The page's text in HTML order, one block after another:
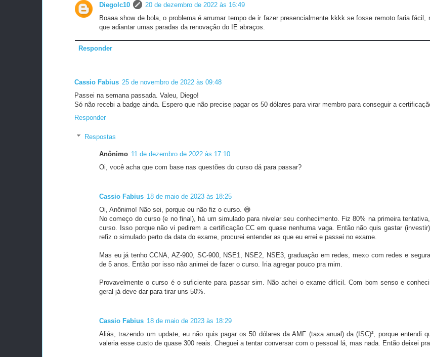
Diegolc10
20 de dezembro de 2022 às 16:49
Boaaa show de bola, o problema é arrumar tempo de ir fazer presencialmente kkkk se fosse remoto faria fácil,
que adiantar umas paradas da renovação do IE abraços.
Responder
Cassio Fabius 25 de novembro de 2022 às 09:48
Passei na semana passada. Valeu, Diego!
Só não recebi a badge ainda. Espero que não precise pagar os 50 dólares para virar membro para conseguir a
Responder
Respostas
Anônimo 11 de dezembro de 2022 às 17:10
Oi, você acha que com base nas questões do curso dá para passar?
Cassio Fabius 18 de maio de 2023 às 18:25
Oi, Anônimo! Não sei, porque eu não fiz o curso. 😅
No começo do curso (e no final), há um simulado para nivelar seu conhecimento. Fiz 80% na primeira
curso. Isso porque não vi pedirem a certificação CC em quase nenhuma vaga. Então não quis gastar
refiz o simulado perto da data do exame, procurei entender as que eu errei e passei no exame.
Mas eu já tenho CCNA, AZ-900, SC-900, NSE1, NSE2, NSE3, graduação em redes, mexo com redes e
de 5 anos. Então por isso não animei de fazer o curso. Iria agregar pouco pra mim.
Provavelmente o curso é o suficiente para passar sim. Não achei o exame difícil. Com bom senso e
geral já deve dar para tirar uns 50%.
Cassio Fabius 18 de maio de 2023 às 18:29
Aliás, trazendo um update, eu não quis pagar os 50 dólares da AMF (taxa anual) da (ISC)², porque entendi
valeria esse custo de quase 300 reais. Cheguei a tentar conversar com o pessoal lá, mas nada. Então deixei